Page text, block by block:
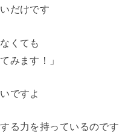
だけです
くても
みます！」
ですよ
る力を持っているのです